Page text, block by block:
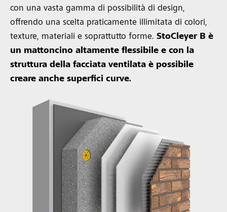
con una vasta gamma di possibilità di design,
offrendo una scelta praticamente illimitata di colori,
texture, materiali e soprattutto forme. StoCleyer B è
un mattoncino altamente flessibile e con la
struttura della facciata ventilata è possibile
creare anche superfici curve.